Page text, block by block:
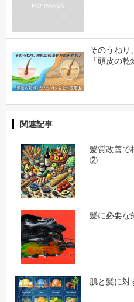
そのうねり
「頭皮の
関連記事
髪質改善で
②
髪に必要な
肌と髪に